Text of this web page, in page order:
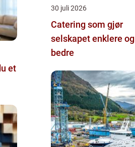
30 juli 2026
Catering som gjør
selskapet enklere og
bedre